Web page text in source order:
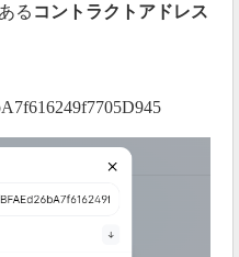
る コントラクトアドレス